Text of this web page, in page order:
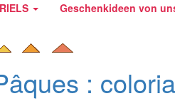
Geschenkideen von
: